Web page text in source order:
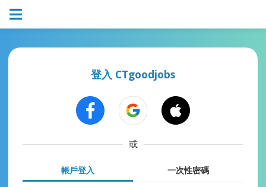
登入 CTgoodjobs
或
帳戶登入 一次性密碼